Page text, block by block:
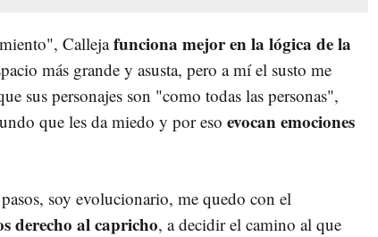
Callejafunciona mejor en la lógica de la
más grande y asusta, pero a mí el susto me
sus personajes son "como todas las personas",
que les da miedo y por eso evocan emociones
soy evolucionario, me quedo con el
derecho al capricho, a decidir el camino al que